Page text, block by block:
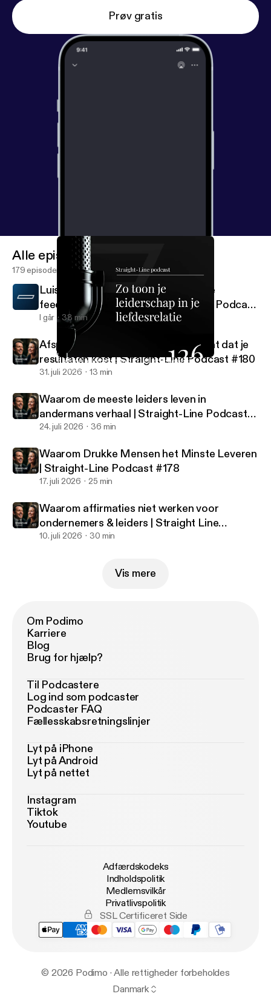
Prøv gratis
Zo toon je leiderschap in je liefdesrelatie
Straight-Line Podcast
Alle episoder
179 episoder
Luister dit als er niks gebeurt met de
feedback in je bedrijf | Straight-Line Podcast
#181
I går 38 min
Afspraken vs. verwachtingen: het gat dat je
resultaten kost | Straight-Line Podcast #180
31. juli 2026 13 min
Waarom de meeste leiders leven in
andermans verhaal | Straight-Line Podcast
#179
24. juli 2026 36 min
Waarom Drukke Mensen het Minste Leveren
| Straight-Line Podcast #178
17. juli 2026 25 min
Waarom affirmaties niet werken voor
ondernemers & leiders | Straight Line
Podcast #177
10. juli 2026 30 min
Vis mere
Om Podimo
Karriere
Blog
Brug for hjælp?
Til Podcastere
Log ind som podcaster
Podcaster FAQ
Fællesskabsretningslinjer
Lyt på iPhone
Lyt på Android
Lyt på nettet
Instagram
Tiktok
Youtube
Adfærdskodeks
Indholdspolitik
Medlemsvilkår
Privatlivspolitik
SSL Certificeret Side
© 2026 Podimo · Alle rettigheder forbeholdes
Danmark